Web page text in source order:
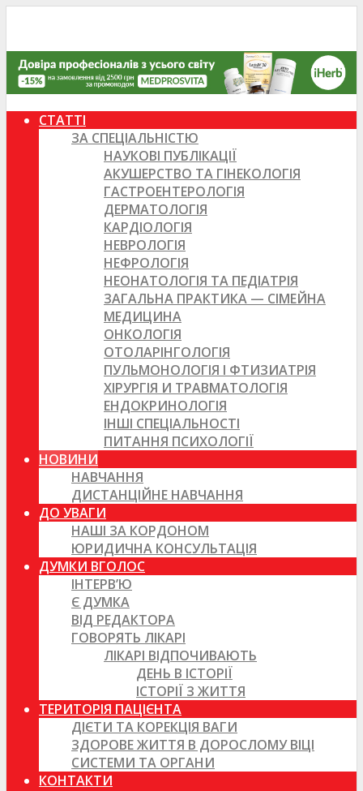
СТАТТІ
ЗА СПЕЦІАЛЬНІСТЮ
НАУКОВІ ПУБЛІКАЦІЇ
АКУШЕРСТВО ТА ГІНЕКОЛОГІЯ
ГАСТРОЕНТЕРОЛОГІЯ
ДЕРМАТОЛОГІЯ
КАРДІОЛОГІЯ
НЕВРОЛОГІЯ
НЕФРОЛОГІЯ
НЕОНАТОЛОГІЯ ТА ПЕДІАТРІЯ
ЗАГАЛЬНА ПРАКТИКА — СІМЕЙНА
МЕДИЦИНА
ОНКОЛОГІЯ
ОТОЛАРІНГОЛОГІЯ
ПУЛЬМОНОЛОГІЯ І ФТИЗИАТРІЯ
ХІРУРГІЯ И ТРАВМАТОЛОГІЯ
ЕНДОКРИНОЛОГІЯ
ІНШІ СПЕЦІАЛЬНОСТІ
ПИТАННЯ ПСИХОЛОГІЇ
НОВИНИ
НАВЧАННЯ
ДИСТАНЦІЙНЕ НАВЧАННЯ
ДО УВАГИ
НАШІ ЗА КОРДОНОМ
ЮРИДИЧНА КОНСУЛЬТАЦІЯ
ДУМКИ ВГОЛОС
ІНТЕРВ’Ю
Є ДУМКА
ВІД РЕДАКТОРА
ГОВОРЯТЬ ЛІКАРІ
ЛІКАРІ ВІДПОЧИВАЮТЬ
ДЕНЬ В ІСТОРІЇ
ІСТОРІЇ З ЖИТТЯ
ТЕРИТОРІЯ ПАЦІЄНТА
ДІЄТИ ТА КОРЕКЦІЯ ВАГИ
ЗДОРОВЕ ЖИТТЯ В ДОРОСЛОМУ ВІЦІ
СИСТЕМИ ТА ОРГАНИ
КОНТАКТИ